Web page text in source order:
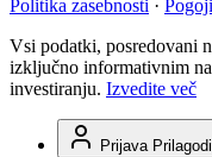
Politika zasebnosti ·
Vsi podatki, posredovani
izključno informativnim
investiranju. Izvedite več
Prijava